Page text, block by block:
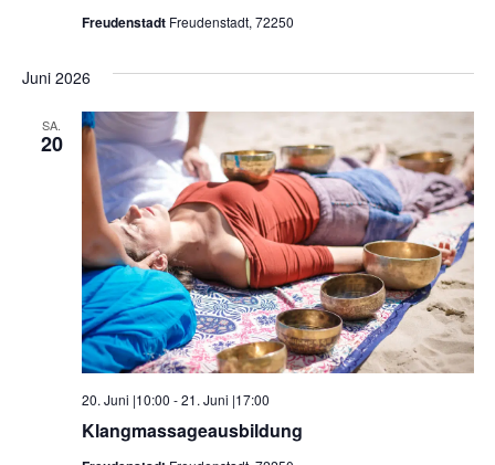
Freudenstadt Freudenstadt, 72250
Juni 2026
SA.
20
Klangmassageausbildung
20. Juni |10:00 -21. Juni |17:00